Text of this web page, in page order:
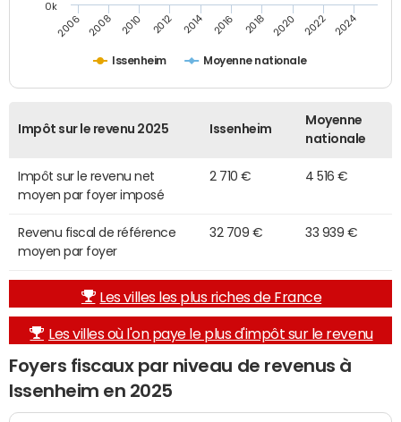
Issenheim Moyenne nationale
2006 2008 2010 2012 2014 2016 2018 2020 2022 2024
0k
Impôt sur le revenu 2025 Issenheim
Moyenne
nationale
Impôt sur le revenu net
moyen par foyer imposé
2 710 € 4 516 €
Revenu fiscal de référence
moyen par foyer
32 709 € 33 939 €
Les villes les plus riches de France
Les villes où l'on paye le plus d'impôt sur le revenu
Foyers fiscaux par niveau de revenus à
Issenheim en 2025